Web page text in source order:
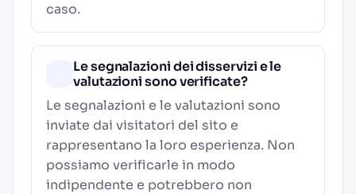
caso.
Le segnalazioni dei disservizi e le
valutazioni sono verificate?
Le segnalazioni e le valutazioni sono
inviate dai visitatori del sito e
rappresentano la loro esperienza. Non
possiamo verificarle in modo
indipendente e potrebbero non